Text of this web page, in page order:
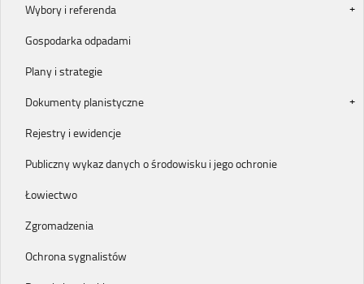
Wybory i referenda
Gospodarka odpadami
Plany i strategie
Dokumenty planistyczne
Rejestry i ewidencje
Publiczny wykaz danych o środowisku i jego ochronie
Łowiectwo
Zgromadzenia
Ochrona sygnalistów